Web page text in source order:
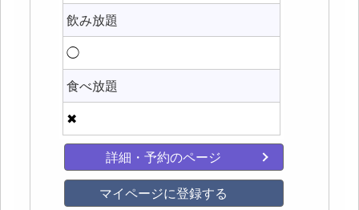
飲み放題
◯
食べ放題
✖
詳細・予約のページ
マイページに登録する